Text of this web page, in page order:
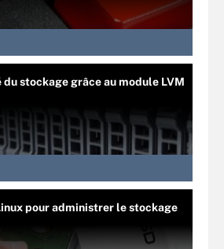
stockage grâce au module LVM
pour administrer le stockage